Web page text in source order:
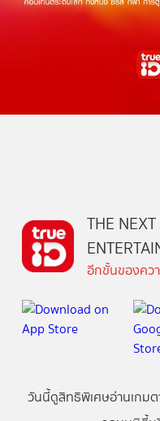
THE
อีกขั้นของคว
วันนี้ดูสิทธิพิเศษอ่านเกม